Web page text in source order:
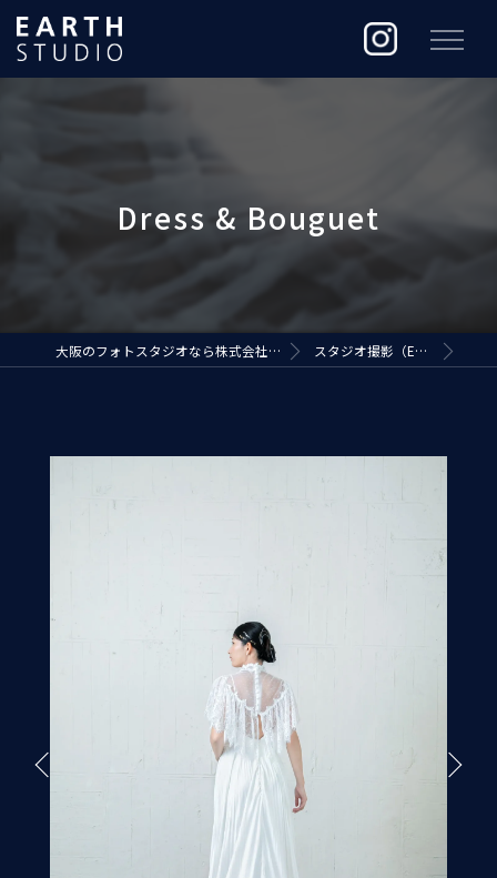
大阪のフォトスタジオなら株式会社ジ・アースプロダクション スタジオ撮影（EARTH STUDIO）